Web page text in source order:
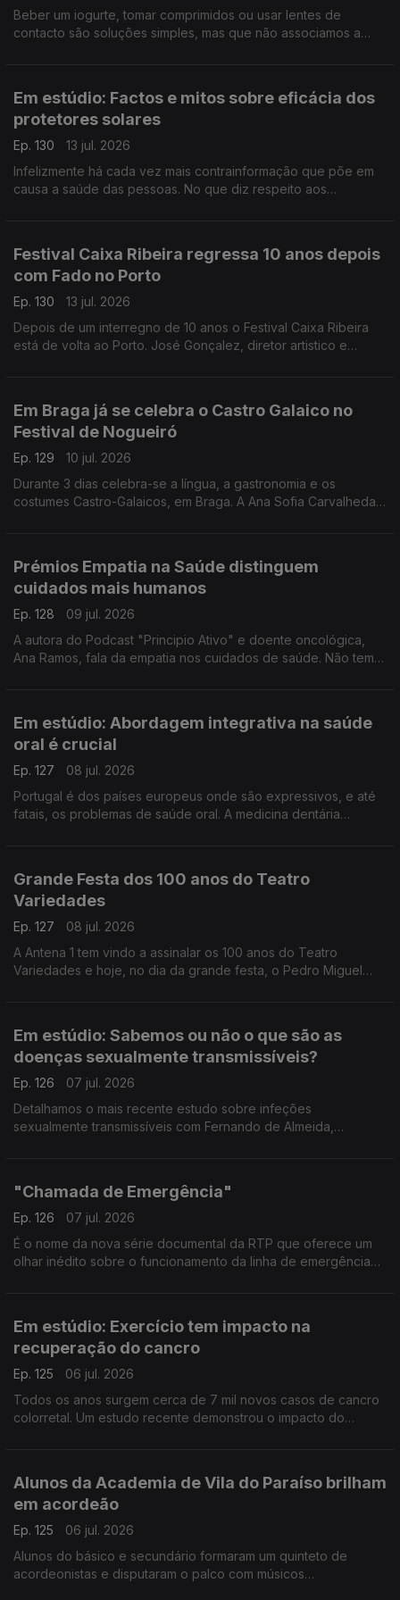
Beber um iogurte, tomar comprimidos ou usar lentes de
contacto são soluções simples, mas que não associamos a
Em estúdio: Factos e mitos sobre eficácia dos
protetores solares
Ep. 130
13 jul. 2026
Infelizmente há cada vez mais contrainformação que põe em
causa a saúde das pessoas. No que diz respeito aos
Festival Caixa Ribeira regressa 10 anos depois
com Fado no Porto
Ep. 130
13 jul. 2026
Depois de um interregno de 10 anos o Festival Caixa Ribeira
está de volta ao Porto. José Gonçalez, diretor artistico e
Em Braga já se celebra o Castro Galaico no
Festival de Nogueiró
Ep. 129
10 jul. 2026
Durante 3 dias celebra-se a língua, a gastronomia e os
costumes Castro-Galaicos, em Braga. A Ana Sofia Carvalheda
Prémios Empatia na Saúde distinguem
cuidados mais humanos
Ep. 128
09 jul. 2026
A autora do Podcast "Principio Ativo" e doente oncológica,
Ana Ramos, fala da empatia nos cuidados de saúde. Não tem
Em estúdio: Abordagem integrativa na saúde
oral é crucial
Ep. 127
08 jul. 2026
Portugal é dos países europeus onde são expressivos, e até
fatais, os problemas de saúde oral. A medicina dentária
Grande Festa dos 100 anos do Teatro
Variedades
Ep. 127
08 jul. 2026
A Antena 1 tem vindo a assinalar os 100 anos do Teatro
Variedades e hoje, no dia da grande festa, o Pedro Miguel
Em estúdio: Sabemos ou não o que são as
doenças sexualmente transmissíveis?
Ep. 126
07 jul. 2026
Detalhamos o mais recente estudo sobre infeções
sexualmente transmissíveis com Fernando de Almeida,
"Chamada de Emergência"
Ep. 126
07 jul. 2026
É o nome da nova série documental da RTP que oferece um
olhar inédito sobre o funcionamento da linha de emergência
Em estúdio: Exercício tem impacto na
recuperação do cancro
Ep. 125
06 jul. 2026
Todos os anos surgem cerca de 7 mil novos casos de cancro
colorretal. Um estudo recente demonstrou o impacto do
Alunos da Academia de Vila do Paraíso brilham
em acordeão
Ep. 125
06 jul. 2026
Alunos do básico e secundário formaram um quinteto de
acordeonistas e disputaram o palco com músicos